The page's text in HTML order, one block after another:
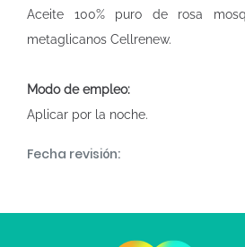
Aceite 100% puro de rosa
metaglicanos Cellrenew.
Modo de empleo:
Aplicar por la noche.
Fecha revisión: